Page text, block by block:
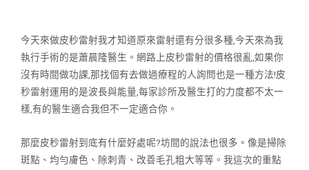
今天來做皮秒雷射我才知道原來雷射還有分很多種,今天來為我
執行手術的是蕭晨隆醫生。網路上皮秒雷射的價格很亂,如果你
沒有時間做功課,那找個有去做過療程的人詢問也是一種方法!皮
秒雷射運用的是波長與能量,每家診所及醫生打的力度都不太一
樣,有的醫生適合我但不一定適合你。
那麼皮秒雷射到底有什麼好處呢?坊間的說法也很多。像是掃除
斑點、均勻膚色、除刺青、改善毛孔粗大等等。我這次的重點